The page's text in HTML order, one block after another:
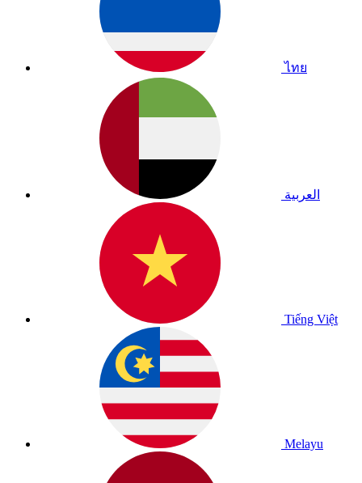
ไทย
العربية
Tiếng Việt
Melayu